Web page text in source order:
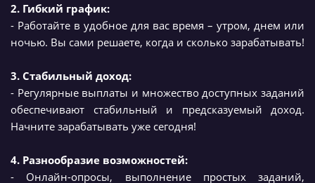
2. Гибкий график:
- Работайте в удобное для вас время – утром, днем или
ночью. Вы сами решаете, когда и сколько зарабатывать!
3. Стабильный доход:
- Регулярные выплаты и множество доступных заданий
обеспечивают стабильный и предсказуемый доход.
Начните зарабатывать уже сегодня!
4. Разнообразие возможностей:
- Онлайн-опросы, выполнение простых заданий,